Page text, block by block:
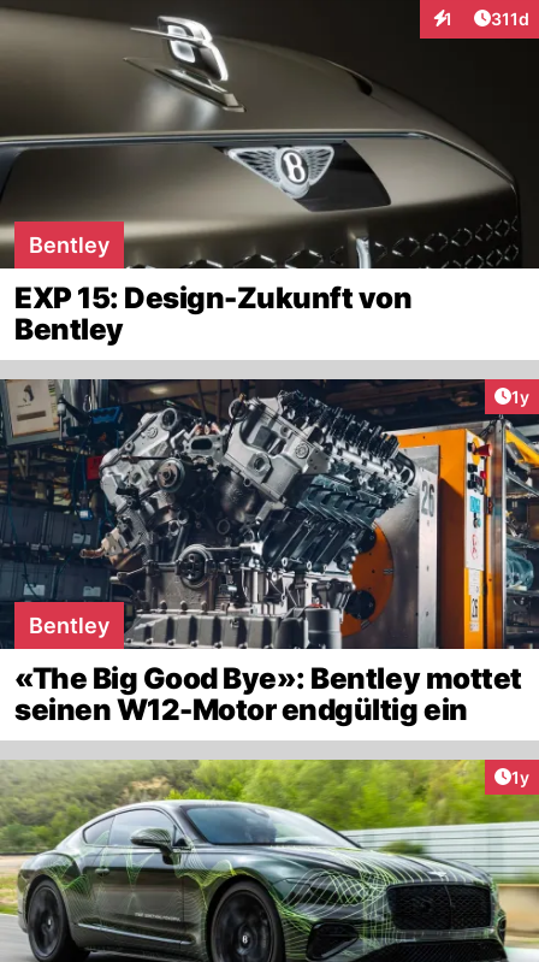
1
Interaktionen
311d
Bentley
EXP 15: Design-Zukunft von
Bentley
1y
Bentley
«The Big Good Bye»: Bentley mottet
seinen W12-Motor endgültig ein
1y